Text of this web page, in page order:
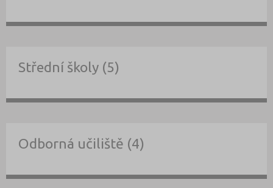
Střední školy (5)
Odborná učiliště (4)